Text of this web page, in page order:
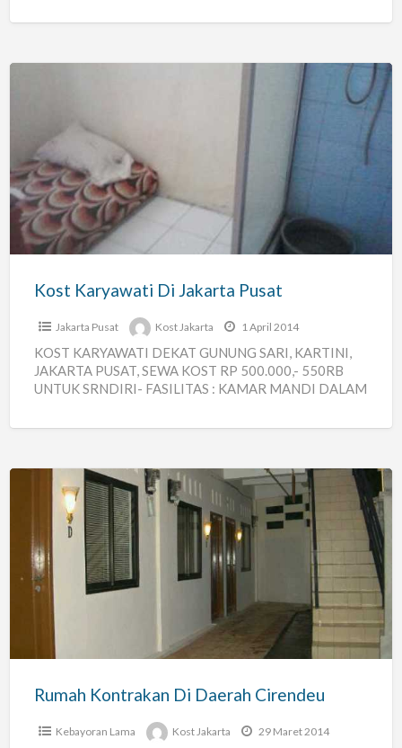
Karyawati
Jakarta
Pusat
Kost Karyawati Di Jakarta Pusat
Jakarta Pusat Kost Jakarta 1 April 2014
KOST KARYAWATI DEKAT GUNUNG SARI, KARTINI,
JAKARTA PUSAT, SEWA KOST RP 500.000,- 550RB
UNTUK SRNDIRI- FASILITAS : KAMAR MANDI DALAM
Kontrakan
Daerah
Cirendeu
Rumah Kontrakan Di Daerah Cirendeu
Kebayoran Lama Kost Jakarta 29 Maret 2014